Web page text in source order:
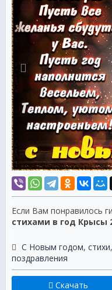
Если Вам понравилось
стихами в год Крысы
С Новым годом, стихи,
поздравления
Скачать